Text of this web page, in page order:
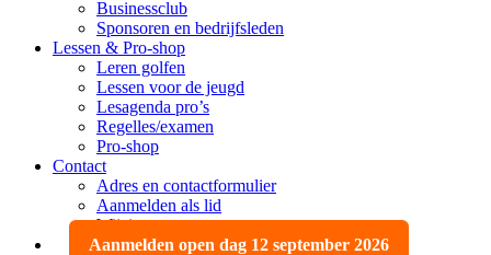
Businessclub
Sponsoren en bedrijfsleden
Lessen & Pro-shop
Leren golfen
Lessen voor de jeugd
Lesagenda pro’s
Regelles/examen
Pro-shop
Contact
Adres en contactformulier
Aanmelden als lid
Wijzigen, opzeggen
Aanmelden open dag 12 september 2026